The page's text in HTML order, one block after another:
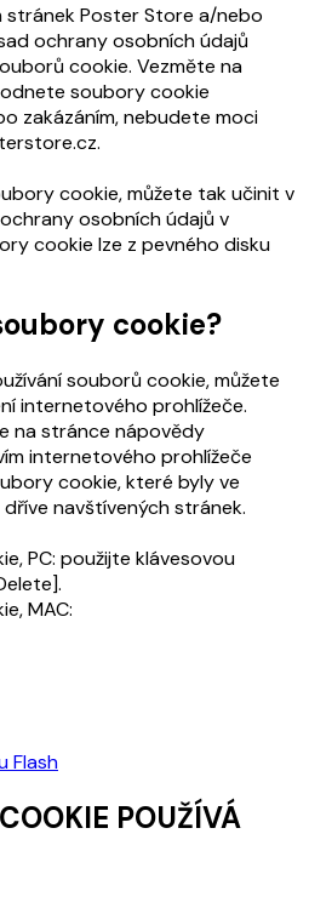
stránek Poster Store a/nebo
ochrany osobních údajů
cookie. Vezměte na
soubory cookie
zakázáním, nebudete moci
cookie, můžete tak učinit v
osobních údajů v
cookie lze z pevného disku
cookie?
souborů cookie, můžete
internetového prohlížeče.
na stránce nápovědy
internetového prohlížeče
cookie, které byly ve
navštívených stránek.
PC: použijte klávesovou
MAC:
Flash
POUŽÍVÁ